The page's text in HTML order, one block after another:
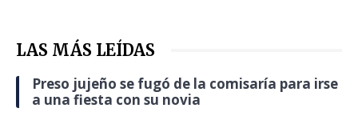
LAS MÁS LEÍDAS
Preso jujeño se fugó de la comisaría para irse
a una fiesta con su novia